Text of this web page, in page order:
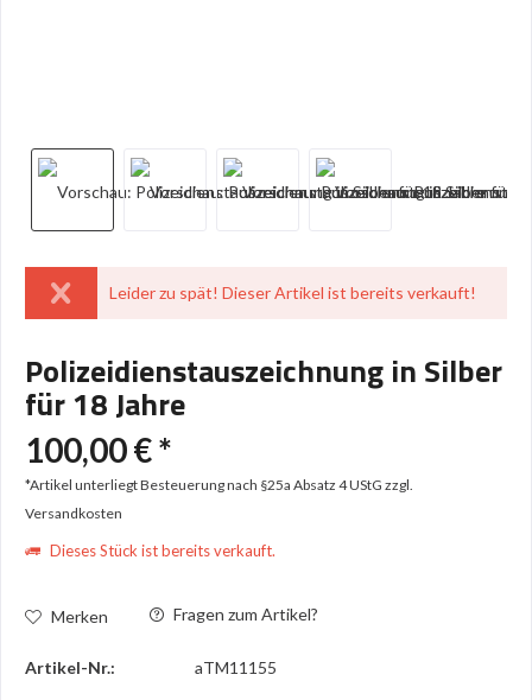
Leider zu spät! Dieser Artikel ist bereits verkauft!
Polizeidienstauszeichnung in Silber
für 18 Jahre
100,00 € *
*Artikel unterliegt Besteuerung nach §25a Absatz 4 UStG zzgl.
Versandkosten
Dieses Stück ist bereits verkauft.
Merken Fragen zum Artikel?
Artikel-Nr.: aTM11155